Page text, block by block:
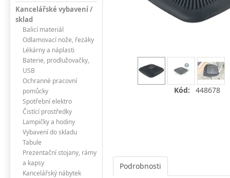
Kancelářské vybavení /
sklad
Balicí materiál
Odlamovací nože, řezáky
Lékárny a náplasti
Baterie, prodlužovačky,
USB
Ochranné pracovní
pomůcky
Spotřební elektro
Čistící prostředky
Lampičky a hodiny
Vybavení do skladu
Tabule
Prezentační stojany, rámy
a kapsy
Kancelářský nábytek
Kód: 448678
Podrobnosti